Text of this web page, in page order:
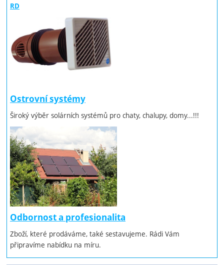
RD
Ostrovní systémy
Široký výběr solárních systémů pro chaty, chalupy, domy...!!!
Odbornost a profesionalita
Zboží, které prodáváme, také sestavujeme. Rádi Vám
připravíme nabídku na míru.